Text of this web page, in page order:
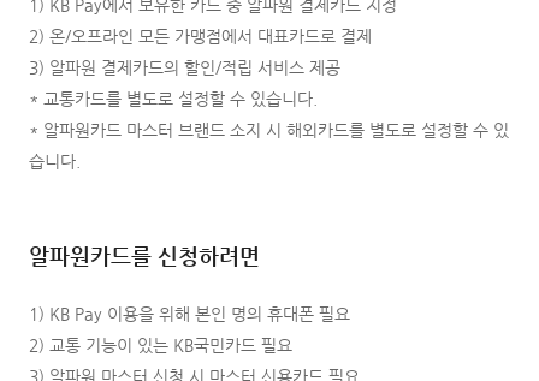
1) KB Pay에서 보유한 카드 중 알파원 결제카드 지정
2) 온/오프라인 모든 가맹점에서 대표카드로 결제
3) 알파원 결제카드의 할인/적립 서비스 제공
* 교통카드를 별도로 설정할 수 있습니다.
* 알파원카드 마스터 브랜드 소지 시 해외카드를 별도로 설정할 수 있
습니다.
알파원카드를 신청하려면
1) KB Pay 이용을 위해 본인 명의 휴대폰 필요
2) 교통 기능이 있는 KB국민카드 필요
3) 알파원 마스터 신청 시 마스터 신용카드 필요